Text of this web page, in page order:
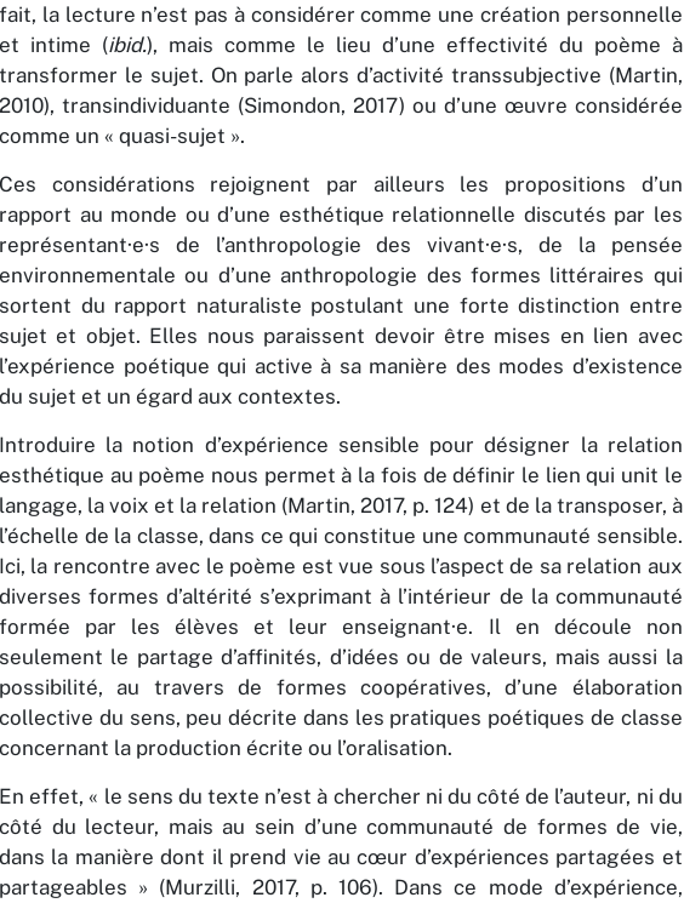
fait, la lecture n’est pas à considérer comme une création personnelle
et intime (ibid.), mais comme le lieu d’une effectivité du poème à
transformer le sujet. On parle alors d’activité transsubjective (Martin,
2010), transindividuante (Simondon, 2017) ou d’une œuvre considérée
comme un « quasi-sujet ».
Ces considérations rejoignent par ailleurs les propositions d’un
rapport au monde ou d’une esthétique relationnelle discutés par les
représentant·e·s de l’anthropologie des vivant·e·s, de la pensée
environnementale ou d’une anthropologie des formes littéraires qui
sortent du rapport naturaliste postulant une forte distinction entre
sujet et objet. Elles nous paraissent devoir être mises en lien avec
l’expérience poétique qui active à sa manière des modes d’existence
du sujet et un égard aux contextes.
Introduire la notion d’expérience sensible pour désigner la relation
esthétique au poème nous permet à la fois de définir le lien qui unit le
langage, la voix et la relation (Martin, 2017, p. 124) et de la transposer, à
l’échelle de la classe, dans ce qui constitue une communauté sensible.
Ici, la rencontre avec le poème est vue sous l’aspect de sa relation aux
diverses formes d’altérité s’exprimant à l’intérieur de la communauté
formée par les élèves et leur enseignant·e. Il en découle non
seulement le partage d’affinités, d’idées ou de valeurs, mais aussi la
possibilité, au travers de formes coopératives, d’une élaboration
collective du sens, peu décrite dans les pratiques poétiques de classe
concernant la production écrite ou l’oralisation.
En effet, « le sens du texte n’est à chercher ni du côté de l’auteur, ni du
côté du lecteur, mais au sein d’une communauté de formes de vie,
dans la manière dont il prend vie au cœur d’expériences partagées et
partageables » (Murzilli, 2017, p. 106). Dans ce mode d’expérience,